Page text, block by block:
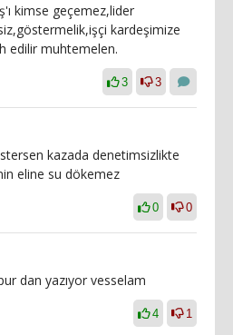
kimse geçemez,lider
kardeşimize
edilir muhtemelen.
3 3
kazada denetimsizlikte
eline su dökemez
0 0
dan yazıyor vesselam
4 1